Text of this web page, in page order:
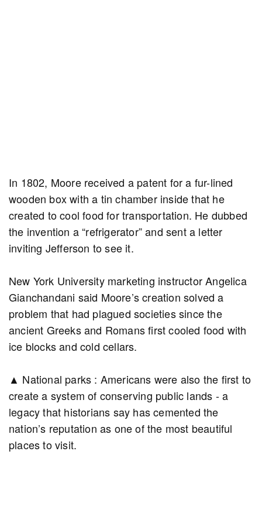
In 1802, Moore received a patent for a fur-lined
wooden box with a tin chamber inside that he
created to cool food for transportation. He dubbed
the invention a “refrigerator” and sent a letter
inviting Jefferson to see it.
New York University marketing instructor Angelica
Gianchandani said Moore’s creation solved a
problem that had plagued societies since the
ancient Greeks and Romans first cooled food with
ice blocks and cold cellars.
▲ National parks : Americans were also the first to
create a system of conserving public lands - a
legacy that historians say has cemented the
nation’s reputation as one of the most beautiful
places to visit.